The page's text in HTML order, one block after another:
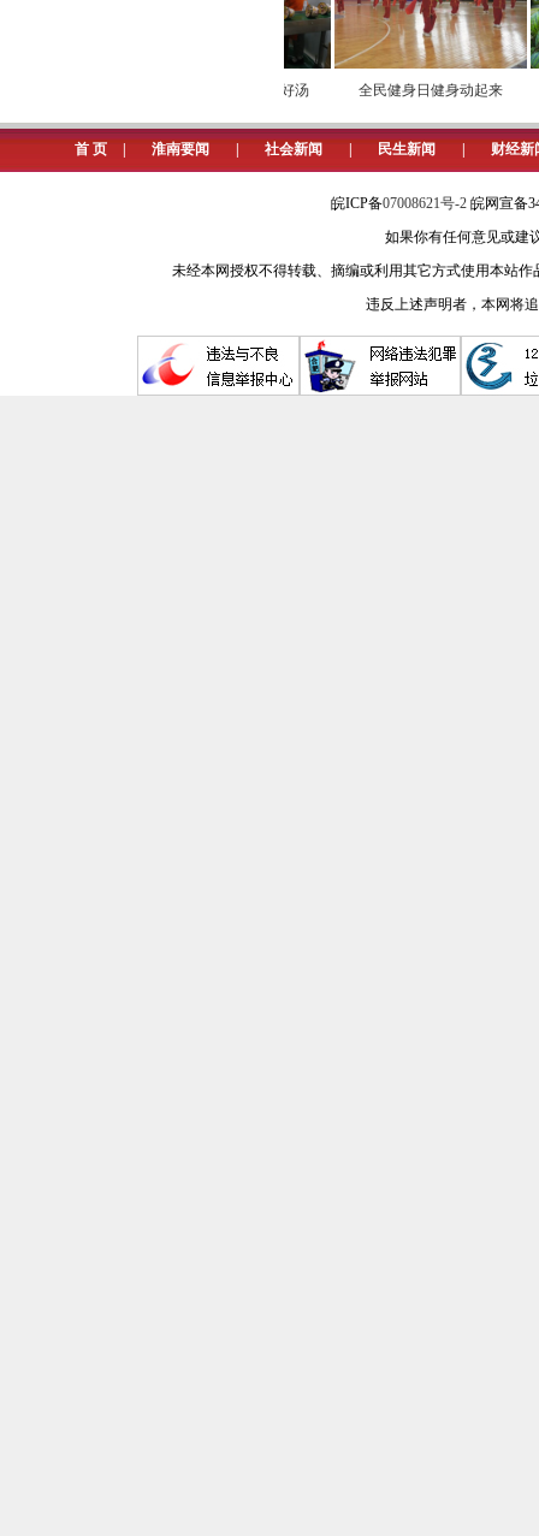
转，全面提升夏收的机械化、规模化
收割29.5万亩，占总面积41.26万亩
(记者 苏强 通讯员 石坚)
学义乌经验 熬淮南好汤 全民健身日健身动起来
首 页 淮南要闻 社会新闻 民生新闻 财经新
皖ICP备07008621号-2 皖网宣备
如果你有任何意见或建
未经本网授权不得转载、摘编或利用其它方式使用本站
违反上述声明者，本网将